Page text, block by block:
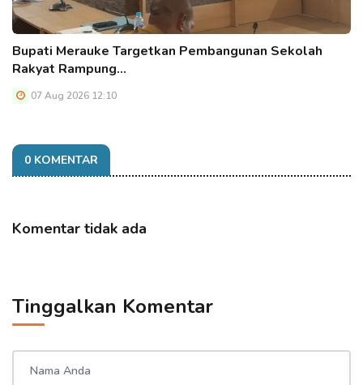
Bupati Merauke Targetkan Pembangunan Sekolah
Rakyat Rampung…
07 Aug 2026 12:10
0 KOMENTAR
Komentar tidak ada
Tinggalkan Komentar